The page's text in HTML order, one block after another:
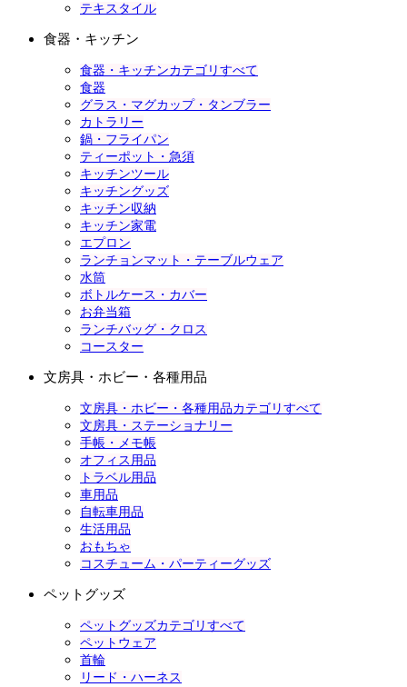
テキスタイル
食器・キッチン
食器・キッチンカテゴリすべて
食器
グラス・マグカップ・タンブラー
カトラリー
鍋・フライパン
ティーポット・急須
キッチンツール
キッチングッズ
キッチン収納
キッチン家電
エプロン
ランチョンマット・テーブルウェア
水筒
ボトルケース・カバー
お弁当箱
ランチバッグ・クロス
コースター
文房具・ホビー・各種用品
文房具・ホビー・各種用品カテゴリすべて
文房具・ステーショナリー
手帳・メモ帳
オフィス用品
トラベル用品
車用品
自転車用品
生活用品
おもちゃ
コスチューム・パーティーグッズ
ペットグッズ
ペットグッズカテゴリすべて
ペットウェア
首輪
リード・ハーネス